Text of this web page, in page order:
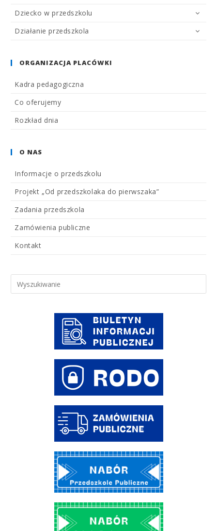
Dziecko w przedszkolu
Działanie przedszkola
ORGANIZACJA PLACÓWKI
Kadra pedagogiczna
Co oferujemy
Rozkład dnia
O NAS
Informacje o przedszkolu
Projekt „Od przedszkolaka do pierwszaka”
Zadania przedszkola
Zamówienia publiczne
Kontakt